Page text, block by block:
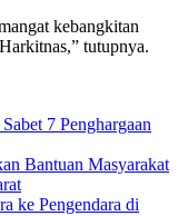
kebangkitan
tutupnya.
7 Penghargaan
Bantuan Masyarakat
ke Pengendara di